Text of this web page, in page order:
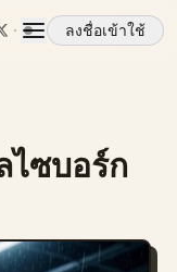
ลงชื่อเข้าใช้
ไซบอร์ก